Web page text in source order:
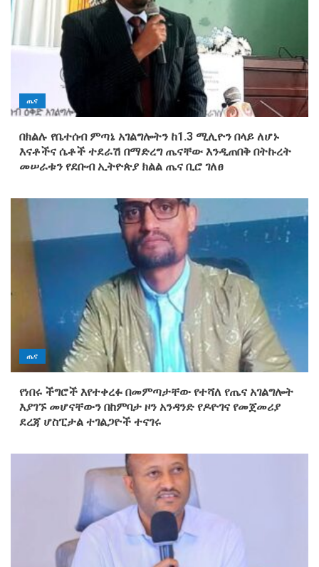
ጤና
በክልሉ የቤተሰብ ምጣኔ አገልግሎትን ከ1.3 ሚሊዮን በላይ ለሆኑ
እናቶችና ሴቶች ተደራሽ በማድረግ ጤናቸው እንዲጠበቅ በትኩረት
መሠራቱን የደቡብ ኢትዮጵያ ክልል ጤና ቢሮ ገለፀ
ጤና
የነበሩ ችግሮች እየተቀረፉ በመምጣታቸው የተሻለ የጤና አገልግሎት
እያገኙ መሆናቸውን በከምባታ ዞን አንዳንድ የዶዮገና የመጀመሪያ
ደረጃ ሆስፒታል ተገልጋዮች ተናገሩ